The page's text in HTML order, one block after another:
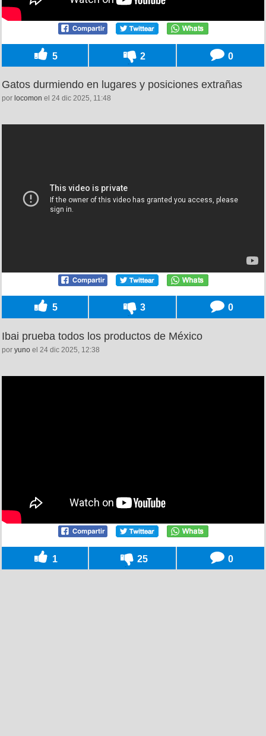
5 2 0
Gatos durmiendo en lugares y posiciones extrañas
por locomon el 24 dic 2025, 11:48
5 3 0
Ibai prueba todos los productos de México
por yuno el 24 dic 2025, 12:38
1 25 0